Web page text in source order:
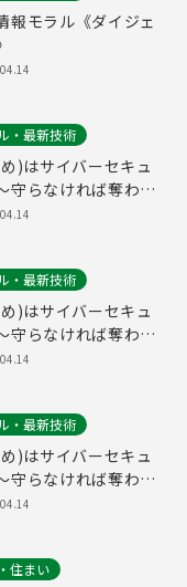
報モラル《ダイジェ
・最新技術
)はサイバーセキュ
守らなければ奪われ
話「社長の決意」(経
・最新技術
)はサイバーセキュ
守らなければ奪われ
話「セキュリティの
・最新技術
)はサイバーセキュ
守らなければ奪われ
話「なりすまし」(一
住まい